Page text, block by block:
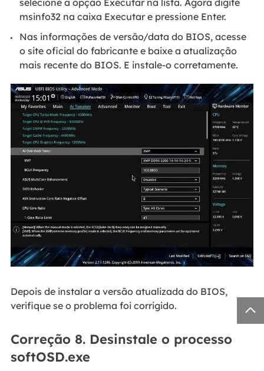
msinfo32 na caixa Executar e pressione Enter.
Nas informações de versão/data do BIOS, acesse
o site oficial do fabricante e baixe a atualização
mais recente do BIOS. E instale-o corretamente.
Depois de instalar a versão atualizada do BIOS,
verifique se o problema foi corrigido.
Correção 8. Desinstale o processo
softOSD.exe
